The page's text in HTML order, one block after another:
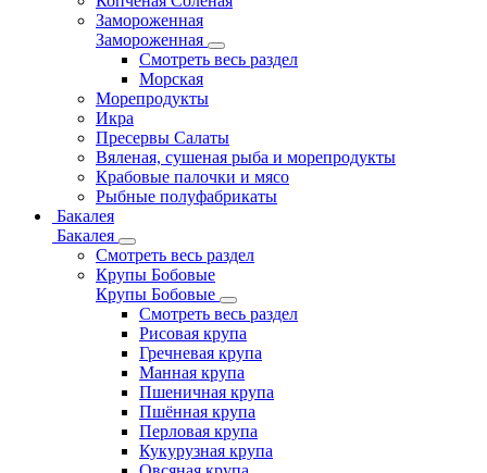
Замороженная
Замороженная
Смотреть весь раздел
Морская
Морепродукты
Икра
Пресервы Салаты
Вяленая, сушеная рыба и морепродукты
Крабовые палочки и мясо
Рыбные полуфабрикаты
Бакалея
Бакалея
Смотреть весь раздел
Крупы Бобовые
Крупы Бобовые
Смотреть весь раздел
Рисовая крупа
Гречневая крупа
Манная крупа
Пшеничная крупа
Пшённая крупа
Перловая крупа
Кукурузная крупа